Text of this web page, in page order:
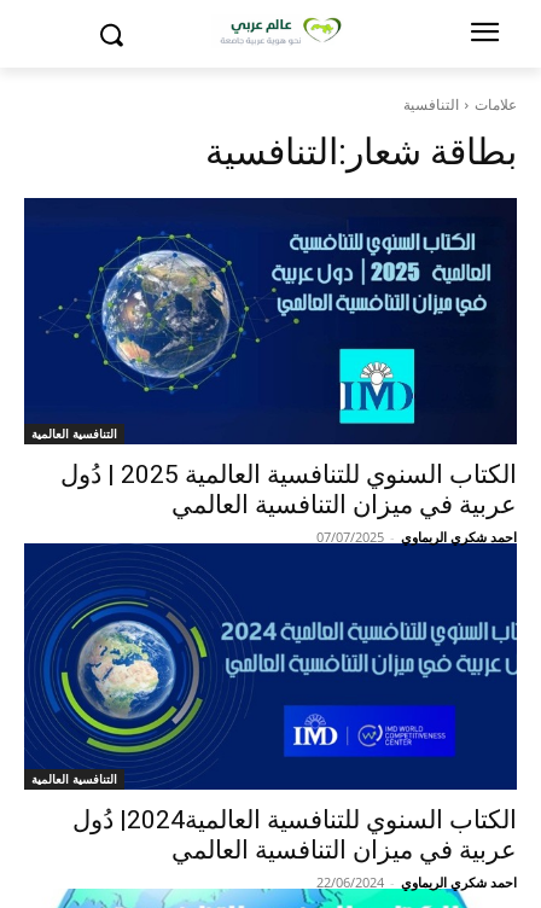
علامات التنافسية
بطاقة شعار:التنافسية
التنافسية العالمية
الكتاب السنوي للتنافسية العالمية 2025 | دُول
عربية في ميزان التنافسية العالمي
احمد شكري الريماوي -
07/07/2025
التنافسية العالمية
الكتاب السنوي للتنافسية العالمية2024| دُول
عربية في ميزان التنافسية العالمي
احمد شكري الريماوي -
22/06/2024